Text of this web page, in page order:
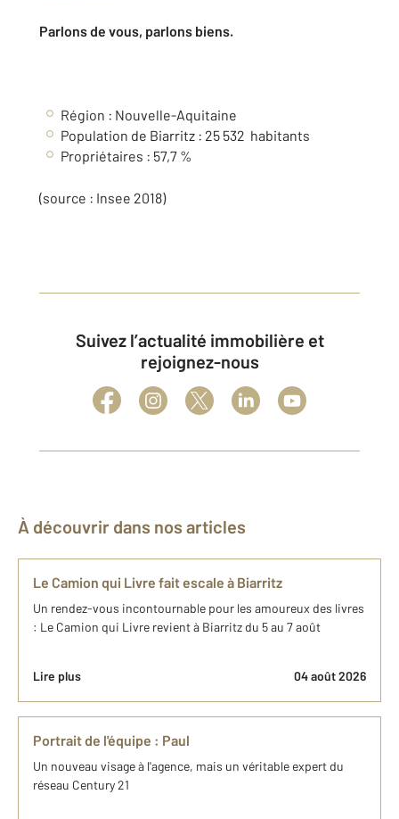
Parlons de vous, parlons biens.
Région : Nouvelle-Aquitaine
Population de Biarritz : 25 532 habitants
Propriétaires : 57,7 %
(source : Insee 2018)
Suivez l’actualité immobilière et
rejoignez-nous
À découvrir dans nos articles
Le Camion qui Livre fait escale à Biarritz
Un rendez-vous incontournable pour les amoureux des livres
: Le Camion qui Livre revient à Biarritz du 5 au 7 août
Lire plus 04 août 2026
Portrait de l'équipe : Paul
Un nouveau visage à l'agence, mais un véritable expert du
réseau Century 21